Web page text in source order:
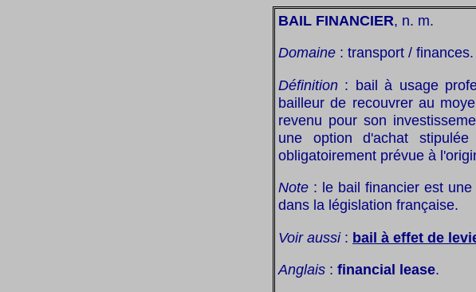
BAIL FINANCIER, n. m.
Domaine : transport / finances.
Définition : bail à usage
bailleur de recouvrer au
revenu pour son
une option d'achat
obligatoirement prévue à
Note : le bail financier est
dans la législation française.
Voir aussi: bail à effet de
Anglais : financial lease.